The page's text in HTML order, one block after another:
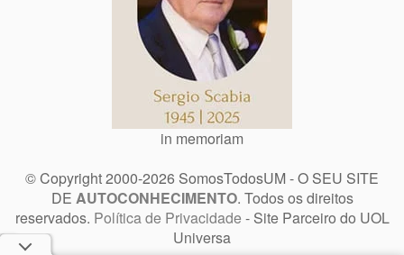
in memoriam
© Copyright 2000-2026 SomosTodosUM - O SEU SITE
DE AUTOCONHECIMENTO. Todos os direitos
reservados. Política de Privacidade - Site Parceiro do UOL
Universa